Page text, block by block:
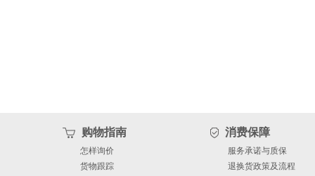
购物指南
怎样询价
货物跟踪
消费保障
服务承诺与质保
退换货政策及流程